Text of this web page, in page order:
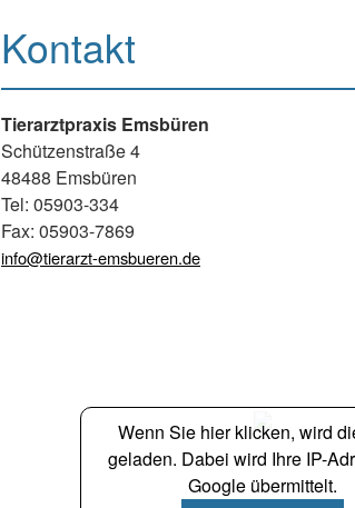
Kontakt
Tierarztpraxis Emsbüren
Schützenstraße 4
48488 Emsbüren
Tel: 05903-334
Fax: 05903-7869
info@tierarzt-emsbueren.de
Wenn Sie hier klicken, wird
geladen. Dabei wird Ihre IP-
Google übermittelt.